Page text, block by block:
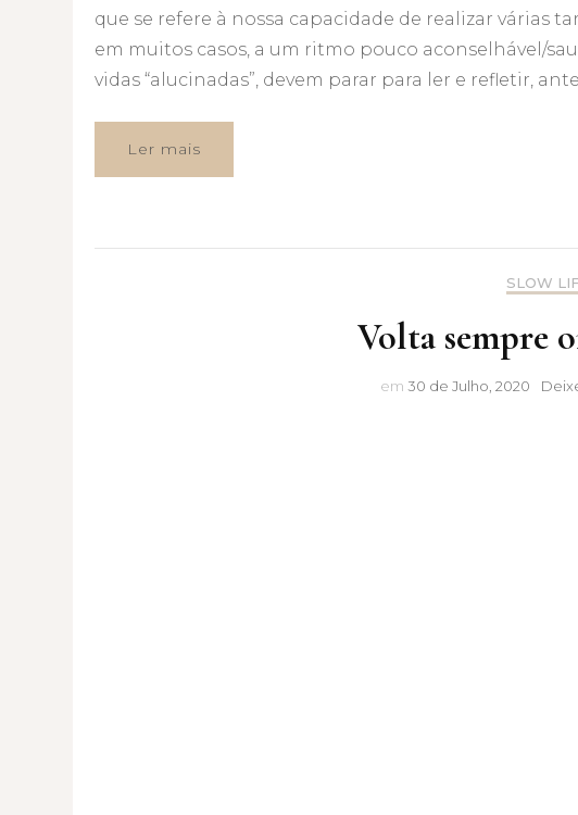
que se refere à nossa capacidade de realizar várias
em muitos casos, a um ritmo pouco aconselhável/
vidas “alucinadas”, devem parar para ler e refletir,
Ler mais
SLOW
Volta sempre
em 30 de Julho, 2020